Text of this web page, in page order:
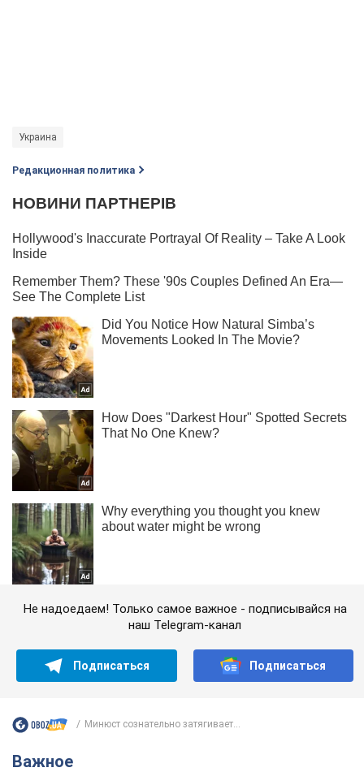
Украина
Редакционная политика
Не надоедаем! Только самое важное - подписывайся на
наш Telegram-канал
Подписаться Подписаться
Минюст сознательно затягивает...
Важное